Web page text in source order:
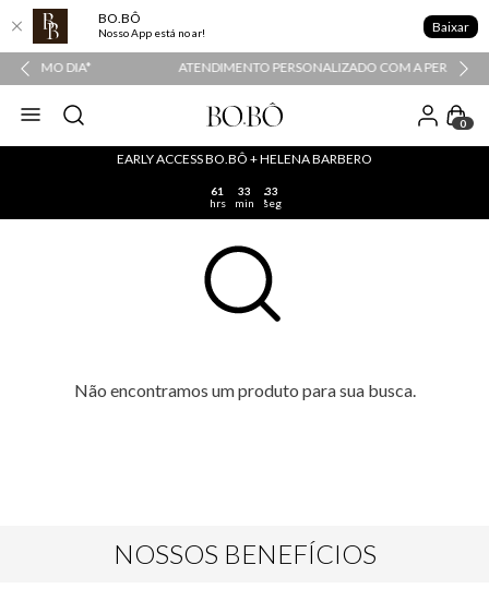
BO.BÔ
Nosso App está no ar! Baixar
ATENDIMENTO PERSONALIZADO COM A PERSONAL SHOPPER
0
EARLY ACCESS BO.BÔ + HELENA BARBERO
61
hrs
33
min
33
seg
Não encontramos um produto para sua busca.
NOSSOS BENEFÍCIOS